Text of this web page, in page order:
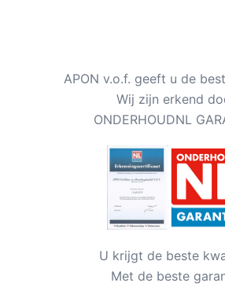
APON v.o.f. geeft u de
Wij zijn erkend
ONDERHOUDNL
U krijgt de beste
Met de beste